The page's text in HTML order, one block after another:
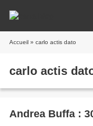
Accueil » carlo actis dato
carlo actis
Andrea Buffa :